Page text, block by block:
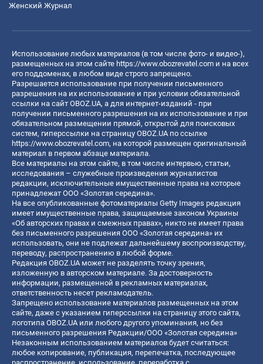
Женский Журнал
Использование любых материалов (в том числе фото- и видео-),
размещенных на этом сайте https://www.obozrevatel.com и на всех
его поддоменах, в любом виде строго запрещено.
Разрешается использование при получении письменного
разрешения на их использование и при условии обязательной
ссылки на сайт OBOZ.UA, а для интернет-изданий - при
получении письменного разрешения на их использование и при
обязательном размещении прямой, открытой для поисковых
систем, гиперссылки на страницу OBOZ.UA по ссылке
https://www.obozrevatel.com, на которой размещен оригинальный
материал в первом абзаце материала.
Все материалы на этом сайте, в том числе интервью, статьи,
исследования – служебные произведения журналистов
редакции, исключительные имущественные права на которые
принадлежат ООО «Золотая середина».
На все опубликованные фотоматериалы Getty Images редакция
имеет имущественные права, защищаемые законом Украины
«Об авторских правах и смежных правах», никто не имеет права
без письменного разрешения ООО «Золотая середина» их
использовать, они не подлежат дальнейшему воспроизводству,
переводу, распространению в любой форме.
Редакция OBOZ.UA может не разделять точку зрения,
изложенную в авторском материале. За достоверность
информации, размещенной в рекламных материалах,
ответственность несет рекламодатель.
Запрещено использование материалов размещенных на этом
сайте, даже с указанием гиперссылки на страницу этого сайта,
логотипа OBOZ.UA или любого другого упоминания, но без
письменного разрешения Редакции/ООО «Золотая середина»
Незаконным использованием материалов будет считаться:
любое копирование, публикация, перепечатка, последующее